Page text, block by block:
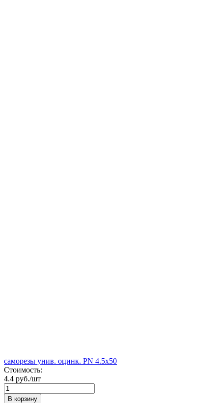
саморезы унив. оцинк. PN 4.5х50
Стоимость:
4.4 руб./шт
В корзину